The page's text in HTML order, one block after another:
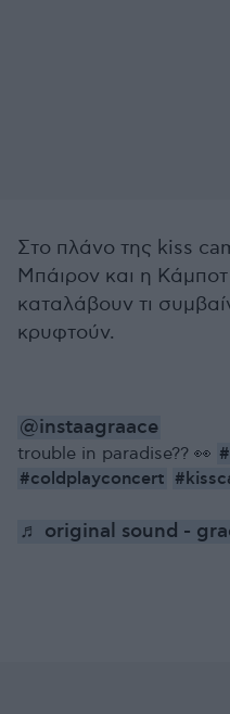
Στο πλάνο της kiss
Μπάιρον και η Κάμποτ
καταλάβουν τι
κρυφτούν.
@instaagraace
trouble in paradise?? 👀
#coldplayconcert
♬ original sound -